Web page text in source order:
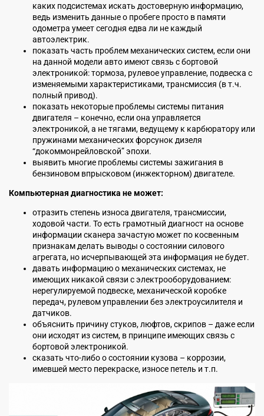
каких подсистемах искать достоверную информацию,
ведь изменить данные о пробеге просто в памяти
одометра умеет сегодня едва ли не каждый
автоэлектрик.
показать часть проблем механических систем, если они
на данной модели авто имеют связь с бортовой
электроникой: тормоза, рулевое управление, подвеска с
изменяемыми характеристиками, трансмиссия (в т.ч.
полный привод).
показать некоторые проблемы системы питания
двигателя – конечно, если она управляется
электроникой, а не тягами, ведущему к карбюратору или
пружинами механических форсунок дизеля
“докоммонрейловской” эпохи.
выявить многие проблемы системы зажигания в
бензиновом впрысковом (инжекторном) двигателе.
Компьютерная диагностика не может:
отразить степень износа двигателя, трансмиссии,
ходовой части. То есть грамотный диагност на основе
информации сканера зачастую может по косвенным
признакам делать выводы о состоянии силового
агрегата, но исчерпывающей эта информация не будет.
давать информацию о механических системах, не
имеющих никакой связи с электрооборудованием:
нерегулируемой подвеске, механической коробке
передач, рулевом управлении без электроусилителя и
датчиков.
объяснить причину стуков, люфтов, скрипов – даже если
они исходят из систем, в принципе имеющих связь с
бортовой электроникой.
сказать что-либо о состоянии кузова – коррозии,
имевшей место перекраске, износе петель и т.п.